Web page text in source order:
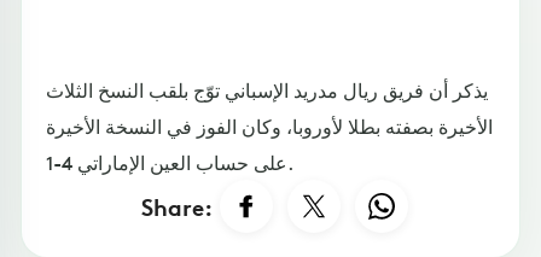
يذكر أن فريق ريال مدريد الإسباني توّج بلقب النسخ الثلاث
الأخيرة بصفته بطلا لأوروبا، وكان الفوز في النسخة الأخيرة
على حساب العين الإماراتي 4-1.
Share: